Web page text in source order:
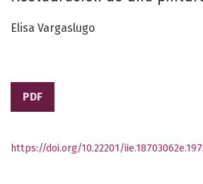
Elisa Vargaslugo
PDF
https://doi.org/10.22201/